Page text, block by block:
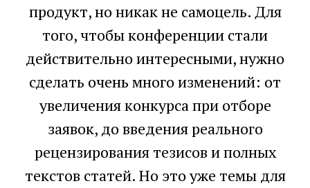
продукт, но никак не самоцель. Для
того, чтобы конференции стали
действительно интересными, нужно
сделать очень много изменений: от
увеличения конкурса при отборе
заявок, до введения реального
рецензирования тезисов и полных
текстов статей. Но это уже темы для